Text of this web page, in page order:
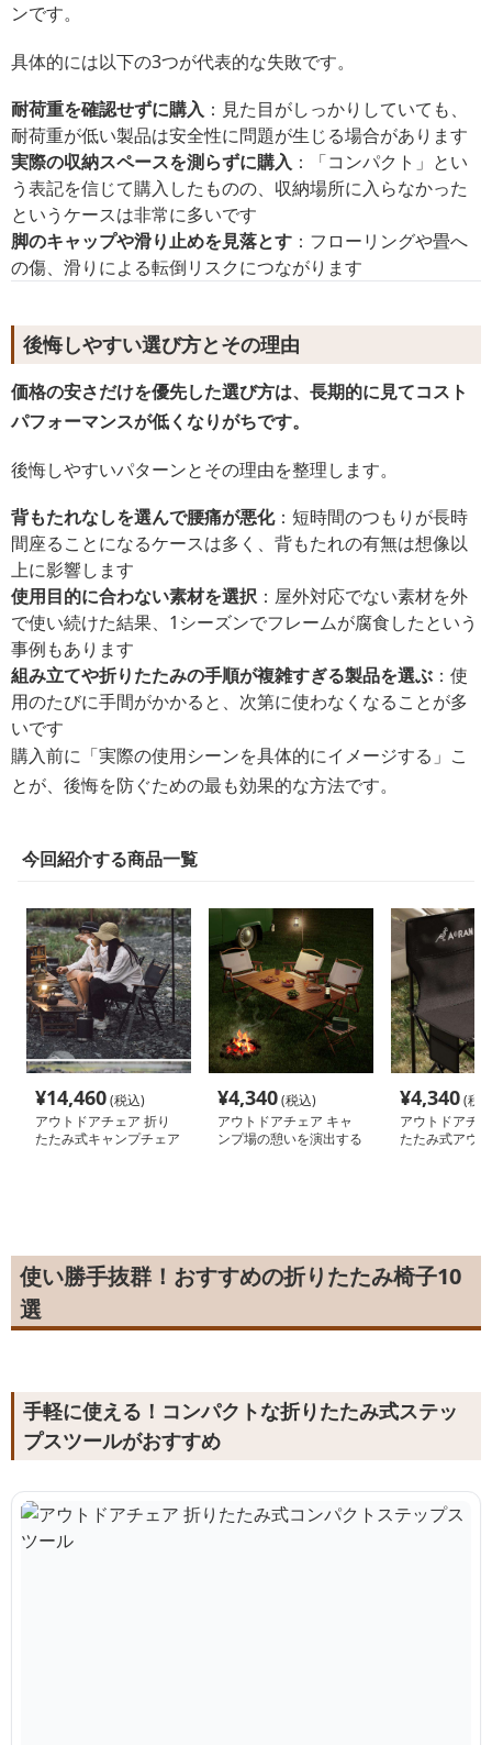
ンです。
具体的には以下の3つが代表的な失敗です。
耐荷重を確認せずに購入 ：見た目がしっかりしていても、
耐荷重が低い製品は安全性に問題が生じる場合があります
実際の収納スペースを測らずに購入 ：「コンパクト」とい
う表記を信じて購入したものの、収納場所に入らなかった
というケースは非常に多いです
脚のキャップや滑り止めを見落とす ：フローリングや畳へ
の傷、滑りによる転倒リスクにつながります
後悔しやすい選び方とその理由
価格の安さだけを優先した選び方は、長期的に見てコスト
パフォーマンスが低くなりがちです。
後悔しやすいパターンとその理由を整理します。
背もたれなしを選んで腰痛が悪化：短時間のつもりが長時
間座ることになるケースは多く、背もたれの有無は想像以
上に影響します
使用目的に合わない素材を選択 ：屋外対応でない素材を外
で使い続けた結果、1シーズンでフレームが腐食したという
事例もあります
組み立てや折りたたみの手順が複雑すぎる製品を選ぶ ：使
用のたびに手間がかかると、次第に使わなくなることが多
いです
購入前に「実際の使用シーンを具体的にイメージする」こ
とが、後悔を防ぐための最も効果的な方法です。
今回紹介する商品一覧
¥14,460(税込)
アウトドアチェア 折り
たたみ式キャンプチェア
¥4,340(税込)
アウトドアチェア キャ
ンプ場の憩いを演出する
¥4,340(税
アウトドアチ
たたみ式アウ
使い勝手抜群！おすすめの折りたたみ椅子10
選
手軽に使える！コンパクトな折りたたみ式ステッ
プスツールがおすすめ